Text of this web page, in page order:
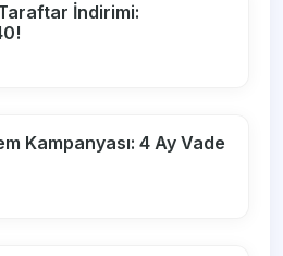
İndirimi:
Kampanyası: 4 Ay Vade